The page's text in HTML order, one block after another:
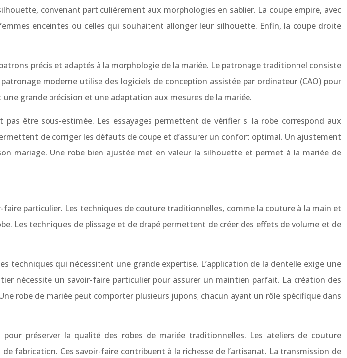
convenant particulièrement aux morphologies en sablier. La coupe empire, avec
enceintes ou celles qui souhaitent allonger leur silhouette. Enfin, la coupe droite
précis et adaptés à la morphologie de la mariée. Le patronage traditionnel consiste
moderne utilise des logiciels de conception assistée par ordinateur (CAO) pour
grande précision et une adaptation aux mesures de la mariée.
être sous-estimée. Les essayages permettent de vérifier si la robe correspond aux
de corriger les défauts de coupe et d’assurer un confort optimal. Un ajustement
mariage. Une robe bien ajustée met en valeur la silhouette et permet à la mariée de
particulier. Les techniques de couture traditionnelles, comme la couture à la main et
Les techniques de plissage et de drapé permettent de créer des effets de volume et de
techniques qui nécessitent une grande expertise. L’application de la dentelle exige une
nécessite un savoir-faire particulier pour assurer un maintien parfait. La création des
robe de mariée peut comporter plusieurs jupons, chacun ayant un rôle spécifique dans
préserver la qualité des robes de mariée traditionnelles. Les ateliers de couture
fabrication. Ces savoir-faire contribuent à la richesse de l’artisanat. La transmission de